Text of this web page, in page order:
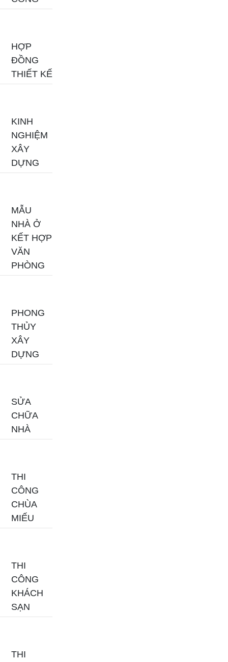
HỢP
ĐỒNG
THIẾT KẾ
KINH
NGHIỆM
XÂY
DỰNG
MẪU
NHÀ Ở
KẾT HỢP
VĂN
PHÒNG
PHONG
THỦY
XÂY
DỰNG
SỬA
CHỮA
NHÀ
THI
CÔNG
CHÙA
MIẾU
THI
CÔNG
KHÁCH
SẠN
THI